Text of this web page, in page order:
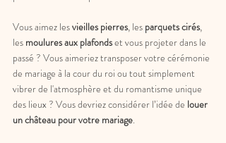
Vous aimez les vieilles pierres, les parquets cirés,
les moulures aux plafonds et vous projeter dans le
passé ? Vous aimeriez transposer votre cérémonie
de mariage à la cour du roi ou tout simplement
vibrer de l'atmosphère et du romantisme unique
des lieux ? Vous devriez considérer l’idée de louer
un château pour votre mariage.